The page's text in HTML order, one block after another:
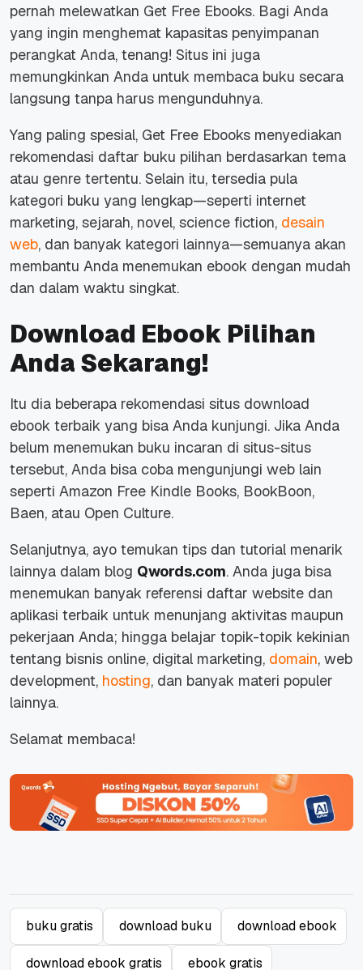
pernah melewatkan Get Free Ebooks. Bagi Anda
yang ingin menghemat kapasitas penyimpanan
perangkat Anda, tenang! Situs ini juga
memungkinkan Anda untuk membaca buku secara
langsung tanpa harus mengunduhnya.
Yang paling spesial, Get Free Ebooks menyediakan
rekomendasi daftar buku pilihan berdasarkan tema
atau genre tertentu. Selain itu, tersedia pula
kategori buku yang lengkap—seperti internet
marketing, sejarah, novel, science fiction, desain
web, dan banyak kategori lainnya—semuanya akan
membantu Anda menemukan ebook dengan mudah
dan dalam waktu singkat.
Download Ebook Pilihan
Anda Sekarang!
Itu dia beberapa rekomendasi situs download
ebook terbaik yang bisa Anda kunjungi. Jika Anda
belum menemukan buku incaran di situs-situs
tersebut, Anda bisa coba mengunjungi web lain
seperti Amazon Free Kindle Books, BookBoon,
Baen, atau Open Culture.
Selanjutnya, ayo temukan tips dan tutorial menarik
lainnya dalam blog Qwords.com. Anda juga bisa
menemukan banyak referensi daftar website dan
aplikasi terbaik untuk menunjang aktivitas maupun
pekerjaan Anda; hingga belajar topik-topik kekinian
tentang bisnis online, digital marketing, domain, web
development, hosting, dan banyak materi populer
lainnya.
Selamat membaca!
buku gratis download buku download ebook
download ebook gratis ebook gratis